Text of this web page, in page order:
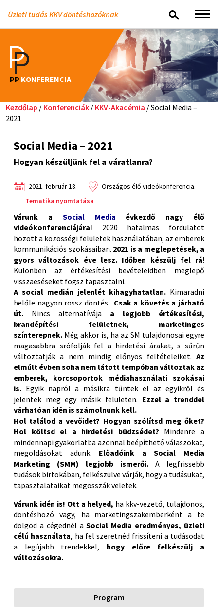
Üzleti tudás KKV döntéshozóknak
PP KONFERENCIA
Kezdőlap / Konferenciák / KKV-Akadémia / Social Media –
2021
Social Media – 2021
Hogyan készüljünk fel a váratlanra?
2021. február 18.
Országos élő videókonferencia.
Tematika nyomtatása
Várunk a Social Media
évkezdő nagy élő
videókonferenciájára! 2020 hatalmas fordulatot
hozott a közösségi felületek használatában, az emberek
kommunikációs szokásaiban. 2021 is a meglepetések, a
gyors változások éve lesz. Időben készülj fel rá!
Különben az értékesítési bevételeidben meglepő
visszaeséseket fogsz tapasztalni.
A social medián jelenlét kihagyhatatlan. Kimaradni
belőle nagyon rossz döntés. Csak a követés a járható
út. Nincs alternatívája a legjobb értékesítési,
brandépítési felületnek, marketinges
színterepnek. Még akkor is, ha az SM tulajdonosai egyre
magasabbra srófolják fel a hirdetési árakat, s sűrűn
változtatják a nem mindig előnyös feltételeiket. Az
elmúlt évben soha nem látott tempóban változtak az
emberek, korcsoportok médiahasználati szokásai
is. Egyik napról a másikra tűntek el az egyikről és
jelentek meg egy másik felületen. Ezzel a trenddel
várhatóan idén is számolnunk kell.
Hol találod a vevőidet? Hogyan szólítsd meg őket?
Hol költsd el a hirdetési büdzsédet? Mindenre a
mindennapi gyakorlatba azonnal beépíthető válaszokat,
megoldásokat adunk. Előadóink a Social Media
Marketing (SMM) legjobb ismerői. A legfrissebb
tudások birtokában, felkészülve várják, hogy a tudásukat,
tapasztalataikat megosszák veletek.
Várunk idén is! Ott a helyed, ha kkv-vezető, tulajdonos,
döntéshozó vagy, ha marketingszakemberként a te
dolgod a cégednél aSocial Media eredményes, üzleti
célú használata, ha fel szeretnéd frissíteni a tudásodat
a legújabb trendekkel, hogy előre felkészülj a
változásokra.
Program